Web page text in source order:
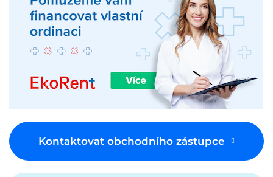
Kontaktovat obchodního zástupce